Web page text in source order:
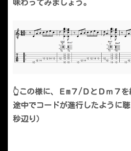
味わってみましょう。
👆この様に、Ｅm７/ＤとＤｍ７を
途中でコードが進行したように
秒辺り）